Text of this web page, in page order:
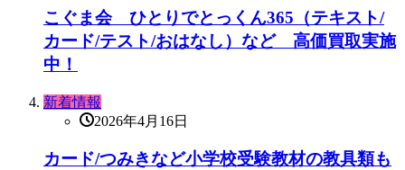
こぐま会 ひとりでとっくん365（テキスト/
カード/テスト/おはなし）など 高価買取実施
中！
新着情報
2026年4月16日
カード/つみきなど小学校受験教材の教具類も